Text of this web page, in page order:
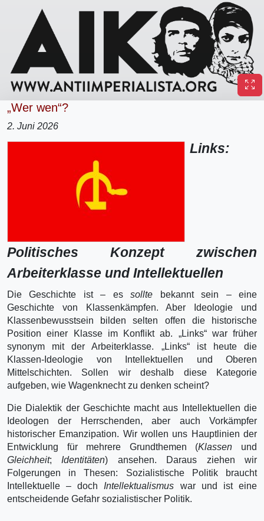
„Wer wen“?
2. Juni 2026
Links:
Politisches Konzept zwischen
Arbeiterklasse und Intellektuellen
Die Geschichte ist – essollte bekannt sein – eine
Geschichte von Klassenkämpfen. Aber Ideologie und
Klassenbewusstsein bilden selten offen die historische
Position einer Klasse im Konflikt ab. „Links“ war früher
synonym mit der Arbeiterklasse. „Links“ ist heute die
Klassen-Ideologie von Intellektuellen und Oberen
Mittelschichten. Sollen wir deshalb diese Kategorie
aufgeben, wie Wagenknecht zu denken scheint?
Die Dialektik der Geschichte macht aus Intellektuellen die
Ideologen der Herrschenden, aber auch Vorkämpfer
historischer Emanzipation. Wir wollen uns Hauptlinien der
Entwicklung für mehrere Grundthemen (Klassen und
Gleichheit; Identitäten) ansehen. Daraus ziehen wir
Folgerungen in Thesen: Sozialistische Politik braucht
Intellektuelle – doch Intellektualismus war und ist eine
entscheidende Gefahr sozialistischer Politik.